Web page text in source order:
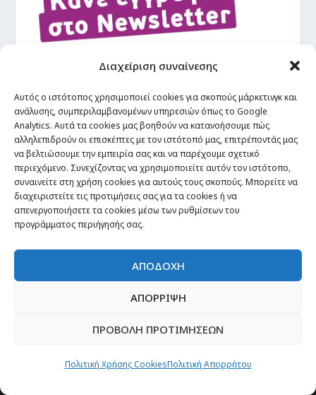
Διαχείριση συναίνεσης
Αυτός ο ιστότοπος χρησιμοποιεί cookies για σκοπούς μάρκετινγκ και
ανάλυσης, συμπεριλαμβανομένων υπηρεσιών όπως το Google
Analytics. Αυτά τα cookies μας βοηθούν να κατανοήσουμε πώς
αλληλεπιδρούν οι επισκέπτες με τον ιστότοπό μας, επιτρέποντάς μας
να βελτιώσουμε την εμπειρία σας και να παρέχουμε σχετικό
περιεχόμενο. Συνεχίζοντας να χρησιμοποιείτε αυτόν τον ιστότοπο,
συναινείτε στη χρήση cookies για αυτούς τους σκοπούς. Μπορείτε να
διαχειριστείτε τις προτιμήσεις σας για τα cookies ή να
απενεργοποιήσετε τα cookies μέσω των ρυθμίσεων του
προγράμματος περιήγησής σας.
ΑΠΟΔΟΧΗ
ΑΠΟΡΡΙΨΗ
ΠΡΟΒΟΛΗ ΠΡΟΤΙΜΗΣΕΩΝ
Πολιτική Χρήσης CookiesΠολιτική Απορρήτου
ΕΓΓΡΑΦΗ